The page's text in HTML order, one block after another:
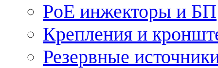
PoE инжекторы и БП
Крепления и
Резервные